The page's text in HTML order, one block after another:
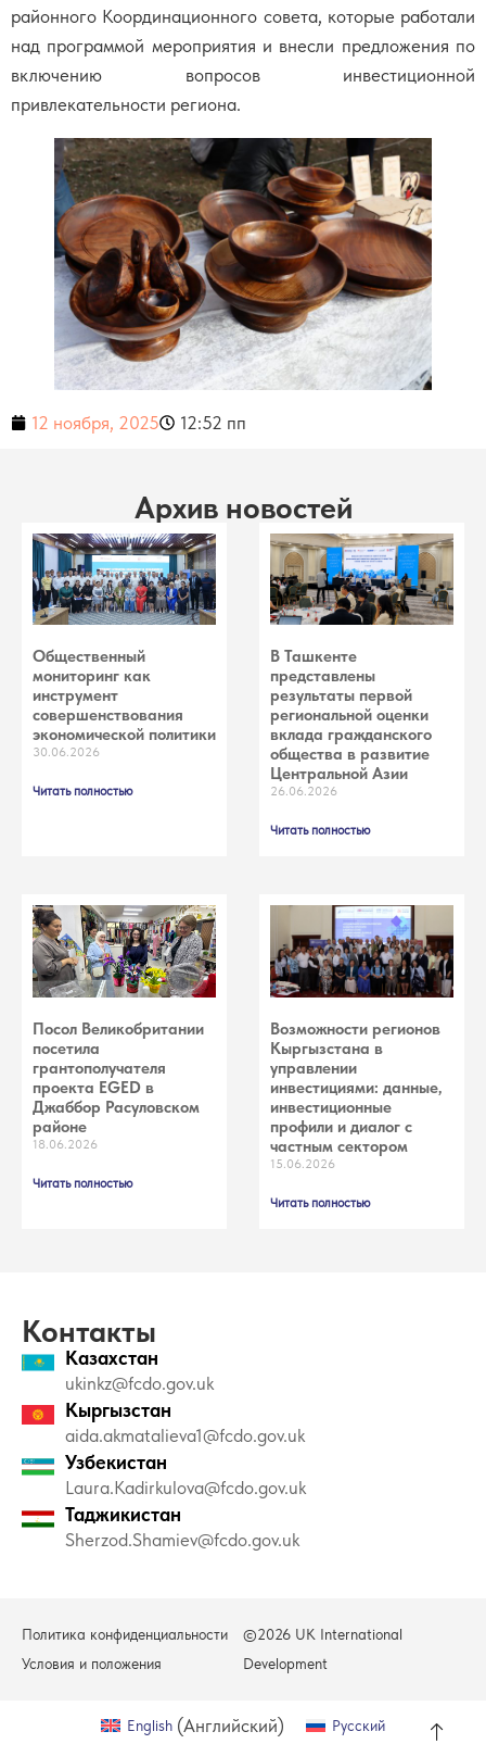
районного Координационного совета, которые работали
над программой мероприятия и внесли предложения по
включению вопросов инвестиционной
привлекательности региона.
12 ноября, 2025 12:52 пп
Архив новостей
Общественный
мониторинг как
инструмент
совершенствования
экономической политики
30.06.2026
Читать полностью
В Ташкенте
представлены
результаты первой
региональной оценки
вклада гражданского
общества в развитие
Центральной Азии
26.06.2026
Читать полностью
Посол Великобритании
посетила
грантополучателя
проекта EGED в
Джаббор Расуловском
районе
18.06.2026
Читать полностью
Возможности регионов
Кыргызстана в
управлении
инвестициями: данные,
инвестиционные
профили и диалог с
частным сектором
15.06.2026
Читать полностью
Контакты
Казахстан
ukinkz@fcdo.gov.uk
Кыргызстан
aida.akmatalieva1@fcdo.gov.uk
Узбекистан
Laura.Kadirkulova@fcdo.gov.uk
Таджикистан
Sherzod.Shamiev@fcdo.gov.uk
Политика конфиденциальности
Условия и положения
©2026 UK International
Development
English (Английский) Русский